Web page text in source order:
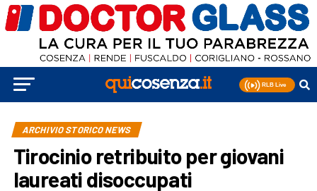
ARCHIVIO STORICO NEWS
Tirocinio retribuito per giovani
laureati disoccupati